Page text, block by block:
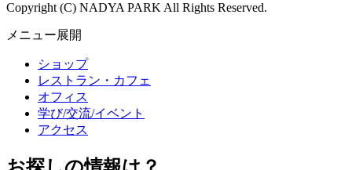
Copyright (C) NADYA PARK All Rights Reserved.
メニュー展開
ショップ
レストラン・カフェ
オフィス
学び/交流/イベント
アクセス